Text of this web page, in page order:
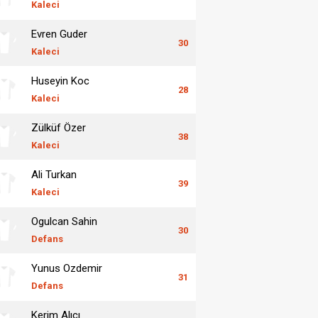
Kaleci
Evren Guder
Kaleci
30
Huseyin Koc
Kaleci
28
Zülküf Özer
Kaleci
38
Ali Turkan
Kaleci
39
Ogulcan Sahin
Defans
30
Yunus Ozdemir
Defans
31
Kerim Alıcı